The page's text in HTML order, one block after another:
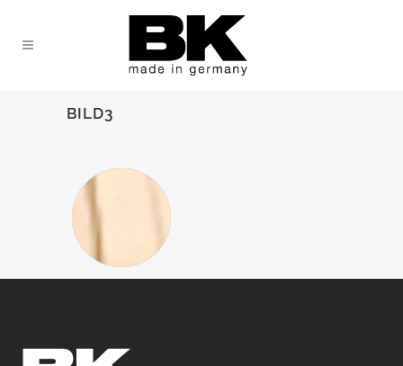
BILD3